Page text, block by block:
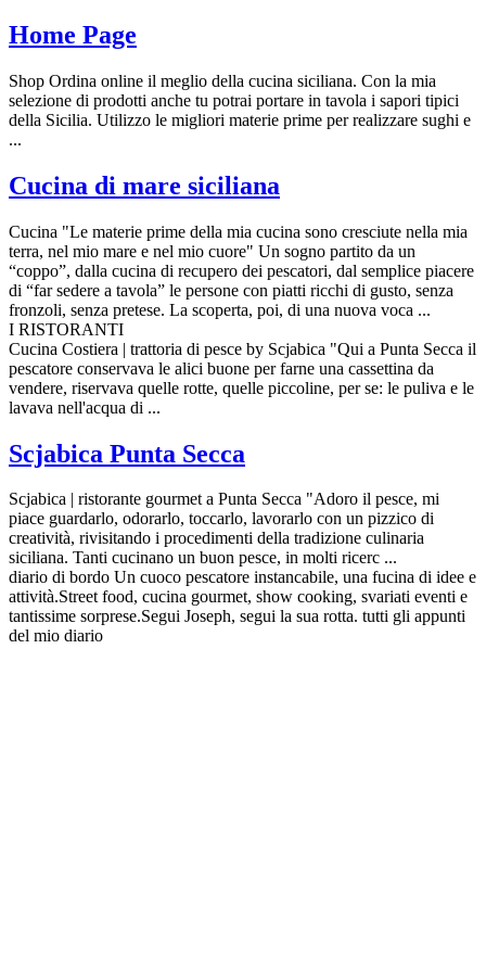
Home Page
Shop Ordina online il meglio della cucina siciliana. Con la mia
selezione di prodotti anche tu potrai portare in tavola i sapori tipici
della Sicilia. Utilizzo le migliori materie prime per realizzare sughi e
...
Cucina di mare siciliana
Cucina "Le materie prime della mia cucina sono cresciute nella mia
terra, nel mio mare e nel mio cuore" Un sogno partito da un
“coppo”, dalla cucina di recupero dei pescatori, dal semplice piacere
di “far sedere a tavola” le persone con piatti ricchi di gusto, senza
fronzoli, senza pretese. La scoperta, poi, di una nuova voca ...
I RISTORANTI
Cucina Costiera | trattoria di pesce by Scjabica "Qui a Punta Secca il
pescatore conservava le alici buone per farne una cassettina da
vendere, riservava quelle rotte, quelle piccoline, per se: le puliva e le
lavava nell'acqua di ...
Scjabica Punta Secca
Scjabica | ristorante gourmet a Punta Secca "Adoro il pesce, mi
piace guardarlo, odorarlo, toccarlo, lavorarlo con un pizzico di
creatività, rivisitando i procedimenti della tradizione culinaria
siciliana. Tanti cucinano un buon pesce, in molti ricerc ...
diario di bordo Un cuoco pescatore instancabile, una fucina di idee e
attività.Street food, cucina gourmet, show cooking, svariati eventi e
tantissime sorprese.Segui Joseph, segui la sua rotta. tutti gli appunti
del mio diario